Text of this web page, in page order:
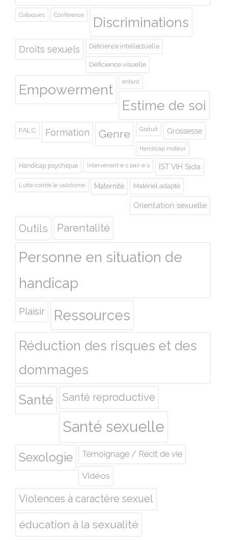
Colloques Conférence Discriminations
Droits sexuels Déficience intellectuelle
Déficience visuelle
Empowerment enfant
Estime de soi
FALC Formation Genre Gratuit Grossesse
Handicap moteur
Handicap psychique Intervenant·e·s pair·e·s IST VIH Sida
Lutte contre le validisme Maternité Matériel adapté
Orientation sexuelle
Outils Parentalité
Personne en situation de
handicap
Plaisir Ressources
Réduction des risques et des
dommages
Santé
Santé reproductive
Santé sexuelle
Sexologie Témoignage / Récit de vie
Vidéos
Violences à caractère sexuel
éducation à la sexualité